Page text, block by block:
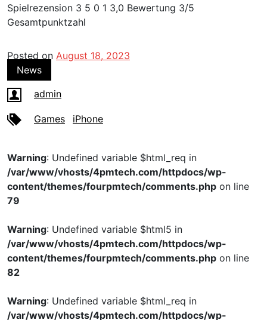
Spielrezension 3 5 0 1 3,0 Bewertung 3/5
Gesamtpunktzahl
Posted on August 18, 2023
News
admin
Games iPhone
Warning: Undefined variable $html_req in
/var/www/vhosts/4pmtech.com/httpdocs/wp-
content/themes/fourpmtech/comments.php on line
79
Warning: Undefined variable $html5 in
/var/www/vhosts/4pmtech.com/httpdocs/wp-
content/themes/fourpmtech/comments.php on line
82
Warning: Undefined variable $html_req in
/var/www/vhosts/4pmtech.com/httpdocs/wp-